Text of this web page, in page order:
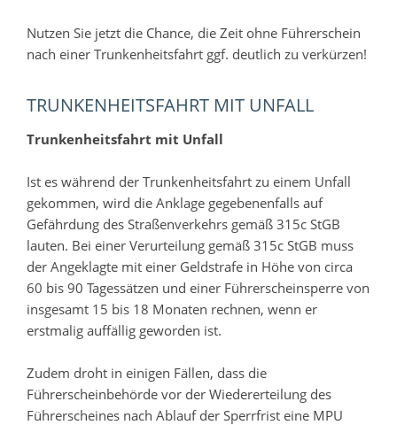
Nutzen Sie jetzt die Chance, die Zeit ohne Führerschein
nach einer Trunkenheitsfahrt ggf. deutlich zu verkürzen!
TRUNKENHEITSFAHRT MIT UNFALL
Trunkenheitsfahrt mit Unfall
Ist es während der Trunkenheitsfahrt zu einem Unfall
gekommen, wird die Anklage gegebenenfalls auf
Gefährdung des Straßenverkehrs gemäß 315c StGB
lauten. Bei einer Verurteilung gemäß 315c StGB muss
der Angeklagte mit einer Geldstrafe in Höhe von circa
60 bis 90 Tagessätzen und einer Führerscheinsperre von
insgesamt 15 bis 18 Monaten rechnen, wenn er
erstmalig auffällig geworden ist.
Zudem droht in einigen Fällen, dass die
Führerscheinbehörde vor der Wiedererteilung des
Führerscheines nach Ablauf der Sperrfrist eine MPU